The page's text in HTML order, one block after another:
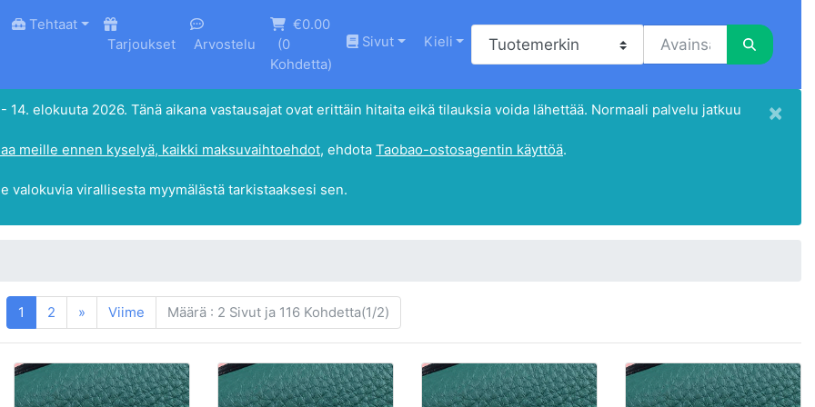
Tehtaat
Tarjoukset
Arvostelu
€0.00
(0
Kohdetta)
Sivut Kieli
elokuuta 2026. Tänä aikana vastausajat ovat erittäin hitaita eikä tilauksia voida lähettää. Normaali palvelu jatkuu
meille ennen kyselyä, kaikki maksuvaihtoehdot, ehdota Taobao-ostosagentin käyttöä.
valokuvia virallisesta myymälästä tarkistaaksesi sen.
×
1 2 » Viime Määrä : 2 Sivut ja 116 Kohdetta(1/2)